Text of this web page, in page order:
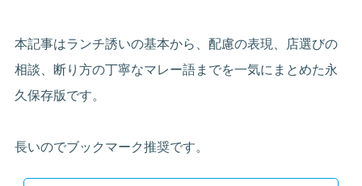
本記事はランチ誘いの基本から、配慮の表現、店選びの
相談、断り方の丁寧なマレー語までを一気にまとめた永
久保存版です。
長いのでブックマーク推奨です。